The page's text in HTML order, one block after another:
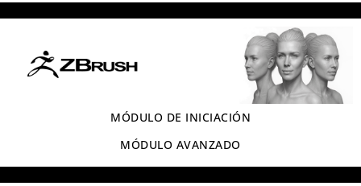
MÓDULO DE INICIACIÓN
MÓDULO AVANZADO